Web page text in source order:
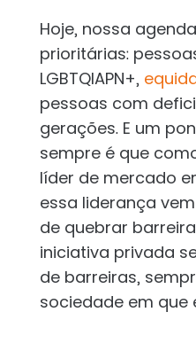
Hoje, nossa
prioritárias:
LGBTQIAPN+,
pessoas com
gerações. E um
sempre é que
líder de mercado
essa liderança
de quebrar
iniciativa privada
de barreiras,
sociedade em que